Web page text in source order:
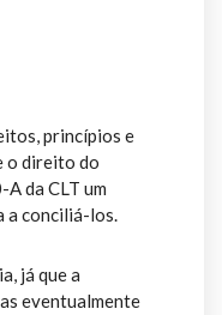
princípios e
o direito do
da CLT um
a conciliá-los.
já que a
eventualmente